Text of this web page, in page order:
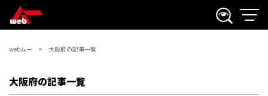
webムー 大阪府の記事一覧
大阪府の記事一覧